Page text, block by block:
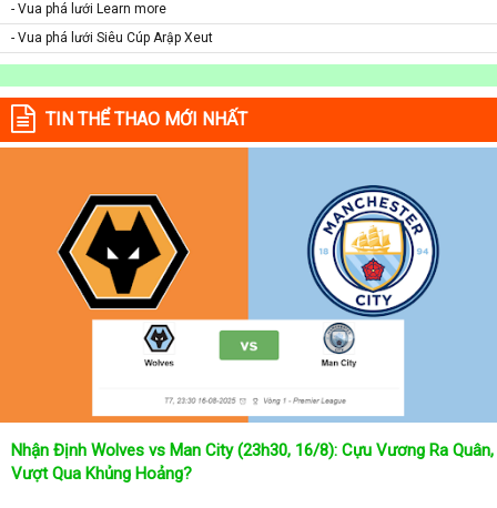
- Vua phá lưới Learn more
- Vua phá lưới Siêu Cúp Arập Xeut
TIN THỂ THAO MỚI NHẤT
Nhận Định Wolves vs Man City (23h30, 16/8): Cựu Vương Ra Quân,
Vượt Qua Khủng Hoảng?